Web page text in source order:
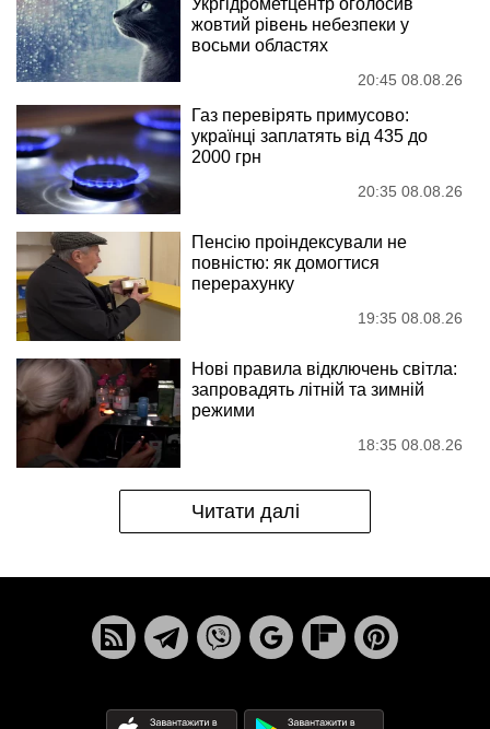
жовтий рівень небезпеки у
восьми областях
20:45 08.08.26
Газ перевірять примусово:
українці заплатять від 435 до
2000 грн
20:35 08.08.26
Пенсію проіндексували не
повністю: як домогтися
перерахунку
19:35 08.08.26
Нові правила відключень світла:
запровадять літній та зимній
режими
18:35 08.08.26
Читати далі